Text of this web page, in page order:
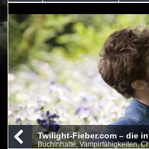
Twilight-Fieber.com – die
Buchinhalte, Vampirfähigkeiten,